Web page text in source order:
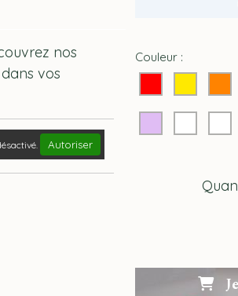
Couleur :
nos
vos
Autoriser